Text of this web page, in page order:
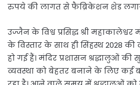
रुपये की लागत से फैब्रिकेशन शेड
उज्जैन के विश्व प्रसिद्ध श्री
के विस्तार के साथ ही सिंहस्थ 2028 की
हो गई हैं। मंदिर प्रशासन श्रद्धालुओं की
व्यवस्था को बेहतर बनाने के लिए कई